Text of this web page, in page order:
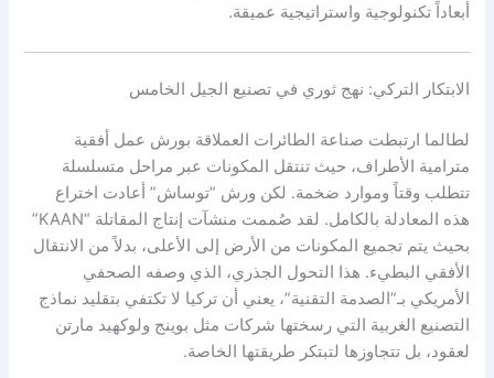
أبعاداً تكنولوجية واستراتيجية عميقة.
الابتكار التركي: نهج ثوري في تصنيع الجيل الخامس
لطالما ارتبطت صناعة الطائرات العملاقة بورش عمل أفقية
مترامية الأطراف، حيث تنتقل المكونات عبر مراحل متسلسلة
تتطلب وقتاً وموارد ضخمة. لكن ورش “توساش” أعادت اختراع
هذه المعادلة بالكامل. لقد صُممت منشآت إنتاج المقاتلة “KAAN”
بحيث يتم تجميع المكونات من الأرض إلى الأعلى، بدلاً من الانتقال
الأفقي البطيء. هذا التحول الجذري، الذي وصفه الصحفي
الأمريكي بـ”الصدمة التقنية”، يعني أن تركيا لا تكتفي بتقليد نماذج
التصنيع الغربية التي رسختها شركات مثل بوينج ولوكهيد مارتن
لعقود، بل تتجاوزها لتبتكر طريقتها الخاصة.